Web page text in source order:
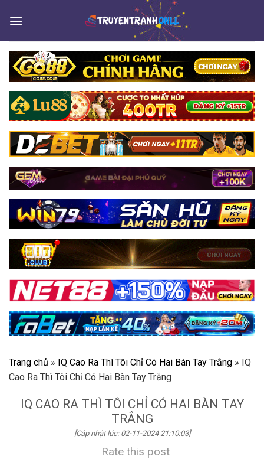
Trang chủ » IQ Cao Ra Thì Tôi Chỉ Có Hai Bàn Tay Trắng » IQ
Cao Ra Thì Tôi Chỉ Có Hai Bàn Tay Trắng
IQ CAO RA THÌ TÔI CHỈ CÓ HAI BÀN TAY
TRẮNG
[Cập nhật lúc: 02-11-2024 21:10:03]
Rate this post